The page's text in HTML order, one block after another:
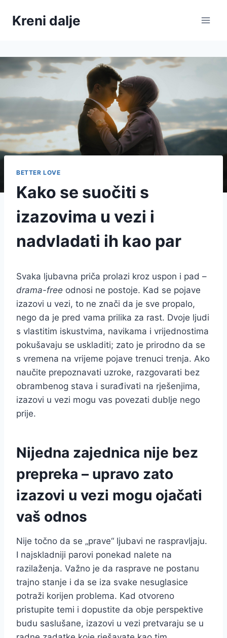
Kreni dalje
BETTER LOVE
Kako se suočiti s
izazovima u vezi i
nadvladati ih kao par
Svaka ljubavna priča prolazi kroz uspon i pad –
drama-free odnosi ne postoje. Kad se pojave
izazovi u vezi, to ne znači da je sve propalo,
nego da je pred vama prilika za rast. Dvoje ljudi
s vlastitim iskustvima, navikama i vrijednostima
pokušavaju se uskladiti; zato je prirodno da se
s vremena na vrijeme pojave trenuci trenja. Ako
naučite prepoznavati uzroke, razgovarati bez
obrambenog stava i surađivati na rješenjima,
izazovi u vezi mogu vas povezati dublje nego
prije.
Nijedna zajednica nije bez
prepreka – upravo zato
izazovi u vezi mogu ojačati
vaš odnos
Nije točno da se „prave“ ljubavi ne raspravljaju.
I najskladniji parovi ponekad nalete na
razilaženja. Važno je da rasprave ne postanu
trajno stanje i da se iza svake nesuglasice
potraži korijen problema. Kad otvoreno
pristupite temi i dopustite da obje perspektive
budu saslušane, izazovi u vezi pretvaraju se u